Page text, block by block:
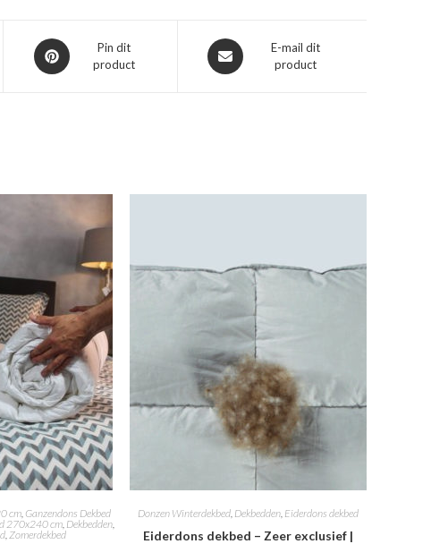
Opent
in
Pin dit
product
Opent
in
E-mail dit
product
cm, Ganzendons Dekbed
270x240 cm, Dekbedden,
,Zomerdekbed
Donzen Winterdekbed, Dekbedden, Eiderdons dekbed
Eiderdons dekbed – Zeer exclusief |